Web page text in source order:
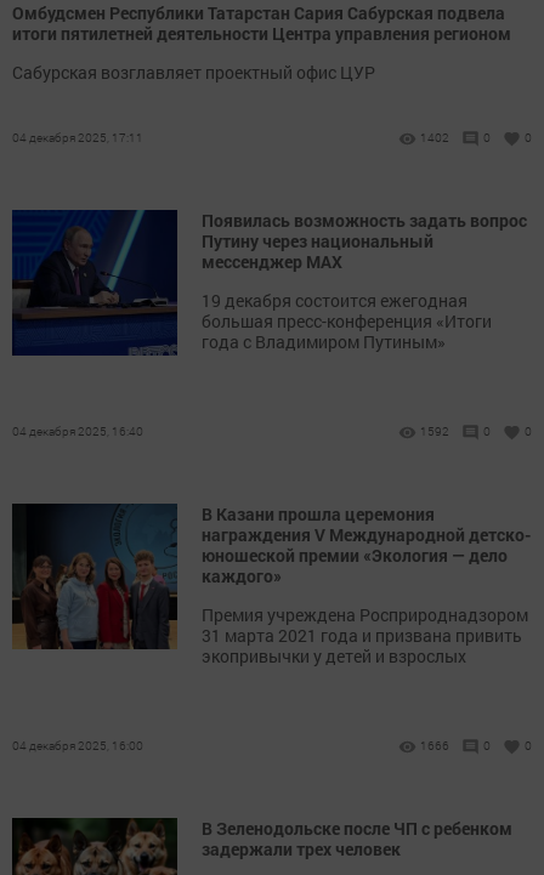
Омбудсмен Республики Татарстан Сария Сабурская подвела
итоги пятилетней деятельности Центра управления регионом
Сабурская возглавляет проектный офис ЦУР
04 декабря 2025, 17:11 1402 0 0
Появилась возможность задать вопрос
Путину через национальный
мессенджер МАХ
19 декабря состоится ежегодная
большая пресс-конференция «Итоги
года с Владимиром Путиным»
04 декабря 2025, 16:40 1592 0 0
В Казани прошла церемония
награждения V Международной детско-
юношеской премии «Экология — дело
каждого»
Премия учреждена Росприроднадзором
31 марта 2021 года и призвана привить
экопривычки у детей и взрослых
04 декабря 2025, 16:00 1666 0 0
В Зеленодольске после ЧП с ребенком
задержали трех человек